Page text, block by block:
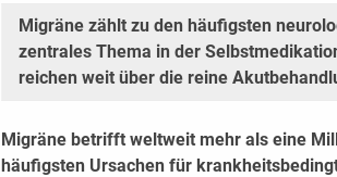
Migräne zählt zu den häufigsten
zentrales Thema in der
reichen weit über die reine
Migräne betrifft weltweit mehr als eine
häufigsten Ursachen für